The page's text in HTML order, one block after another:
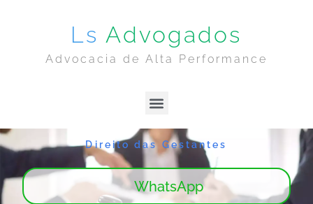
Ls Advogados
Advocacia de Alta Performance
Direito das Gestantes
WhatsApp